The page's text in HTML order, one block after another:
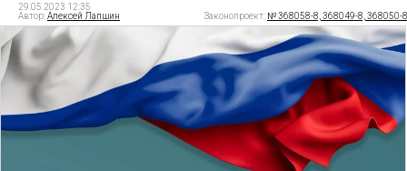
29.05.2023 12:35
Автор:Алексей Лапшин Законопроект: № 368058-8, 368049-8, 368050-